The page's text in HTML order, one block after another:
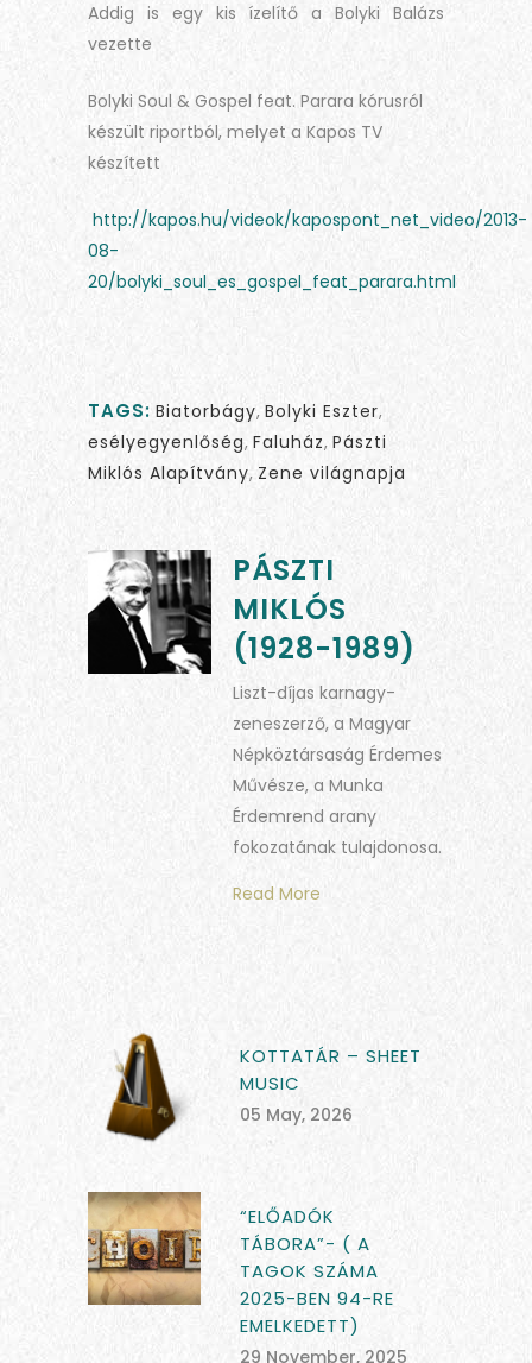
Addig is egy kis ízelítő a Bolyki Balázs
vezette
Bolyki Soul & Gospel feat. Parara kórusról
készült riportból, melyet a Kapos TV
készített
http://kapos.hu/videok/kapospont_net_video/2013-
08-
20/bolyki_soul_es_gospel_feat_parara.html
TAGS: Biatorbágy, Bolyki Eszter,
esélyegyenlőség, Faluház, Pászti
Miklós Alapítvány, Zene világnapja
PÁSZTI
MIKLÓS
(1928-1989)
Liszt-díjas karnagy-
zeneszerző, a Magyar
Népköztársaság Érdemes
Művésze, a Munka
Érdemrend arany
fokozatának tulajdonosa.
Read More
KOTTATÁR – SHEET
MUSIC
05 May, 2026
“ELŐADÓK
TÁBORA”- ( A
TAGOK SZÁMA
2025-BEN 94-RE
EMELKEDETT)
29 November, 2025